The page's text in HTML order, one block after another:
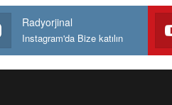
Radyorjinal
Instagram'da Bize katılın